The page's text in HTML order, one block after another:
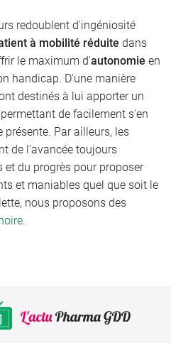
redoublent d'ingéniosité
à mobilité réduite dans
le maximum d'autonomie en
handicap. D'une manière
destinés à lui apporter un
de facilement s'en
Par ailleurs, les
de l'avancée toujours
du progrès pour proposer
et maniables quel que soit le
nous proposons des
.